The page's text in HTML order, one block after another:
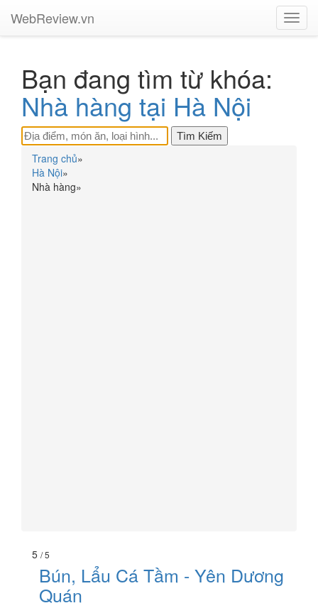
WebReview.vn
Bạn đang tìm từ khóa:
Nhà hàng tại Hà Nội
Trang chủ»
Hà Nội»
Nhà hàng»
5 / 5
Bún, Lẩu Cá Tầm - Yên Dương
Quán